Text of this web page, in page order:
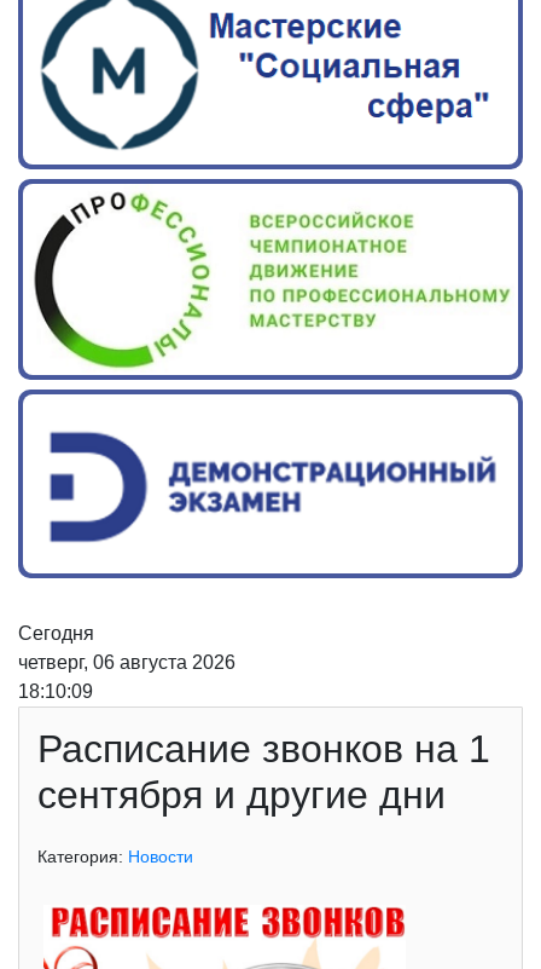
Сегодня
четверг, 06 августа 2026
18:10:09
Расписание звонков на 1
сентября и другие дни
Категория: Новости